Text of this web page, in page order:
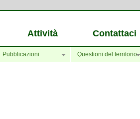
Attività Contattaci
Pubblicazioni Questioni del territorio